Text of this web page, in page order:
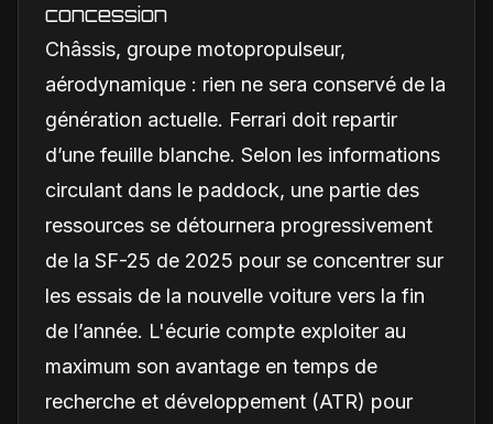
concession
Châssis, groupe motopropulseur,
aérodynamique : rien ne sera conservé de la
génération actuelle. Ferrari doit repartir
d’une feuille blanche. Selon les informations
circulant dans le paddock, une partie des
ressources se détournera progressivement
de la SF-25 de 2025 pour se concentrer sur
les essais de la nouvelle voiture vers la fin
de l’année. L'écurie compte exploiter au
maximum son avantage en temps de
recherche et développement (ATR) pour